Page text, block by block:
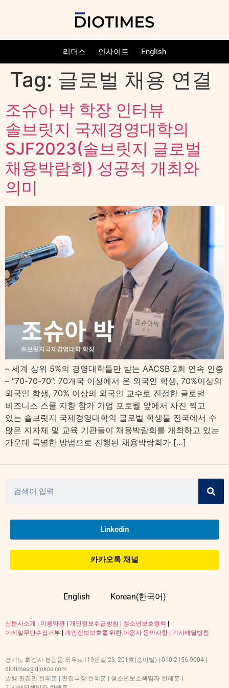
리더스 인사이트 English
Tag: 글로벌 채용 연결
조슈아 박 학장 인터뷰
솔브릿지 국제경영대학의
SJF2023(솔브릿지 글로벌
채용박람회) 성공적 개최와
의미
– 세계 상위 5%의 경영대학들만 받는 AACSB 2회 연속 인증
– “70-70-70”: 70개국 이상에서 온 외국인 학생, 70%이상의
외국인 학생, 70% 이상의 외국인 교수로 진정한 글로벌
비즈니스 스쿨 지향 참가 기업 포토월 앞에서 사진 찍고
있는 솔브릿지 국제경영대학의 글로벌 학생들 전국에서 수
많은 지자체 및 교육 기관들이 채용박람회를 개최하고 있는
가운데 특별한 방법으로 진행된 채용박람회가 […]
Linkedin
카카오톡 채널
English Korean(한국어)
신문사소개 이용약관 개인정보취급방침 청소년보호정책
이메일무단수집거부
개인정보보호를 위한 이용자 동의사항 | 기사배열방침
경기도 화성시 봉담읍 와우로119번길 23, 201호(송이빌) | 010-2156-9004 |
diotimes@diokos.com
발행·편집인 한혜훈 | 편집국장 한혜훈 | 청소년보호책임자 한혜훈 |